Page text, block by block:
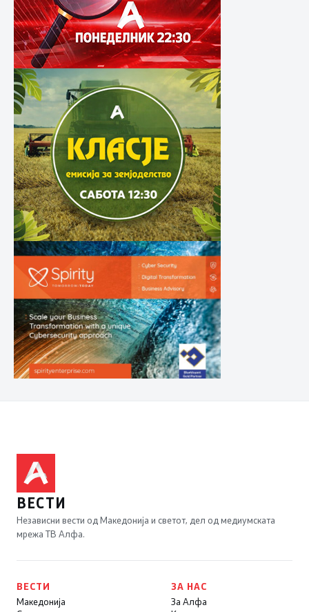
ВЕСТИ
Независни вести од Македонија и светот, дел од медиумската
мрежа ТВ Алфа.
ВЕСТИ
Македонија
ЗА НАС
За Алфа